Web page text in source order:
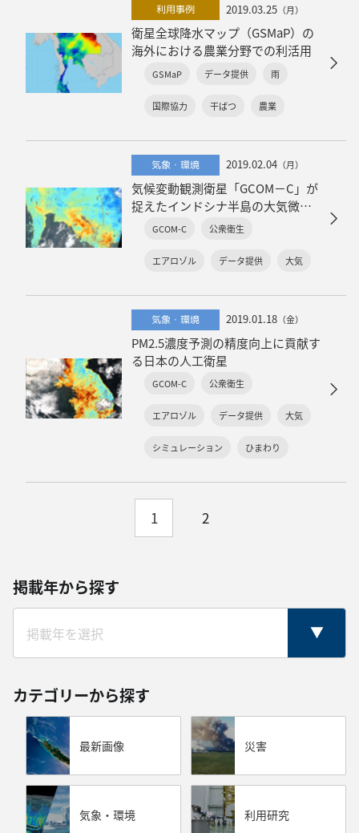
利用事例 2019.03.25 （月）
衛星全球降水マップ（GSMaP）の
海外における農業分野での利活用
GSMaP データ提供 雨
国際協力 干ばつ 農業
気象・環境 2019.02.04 （月）
気候変動観測衛星「GCOM－C」が
捉えたインドシナ半島の大気微粒
GCOM-C 公衆衛生
エアロゾル データ提供 大気
気象・環境 2019.01.18 （金）
PM2.5濃度予測の精度向上に貢献す
る日本の人工衛星
GCOM-C 公衆衛生
エアロゾル データ提供 大気
シミュレーション ひまわり
1 2
掲載年から探す
カテゴリーから探す
最新画像 災害
気象・環境 利用研究